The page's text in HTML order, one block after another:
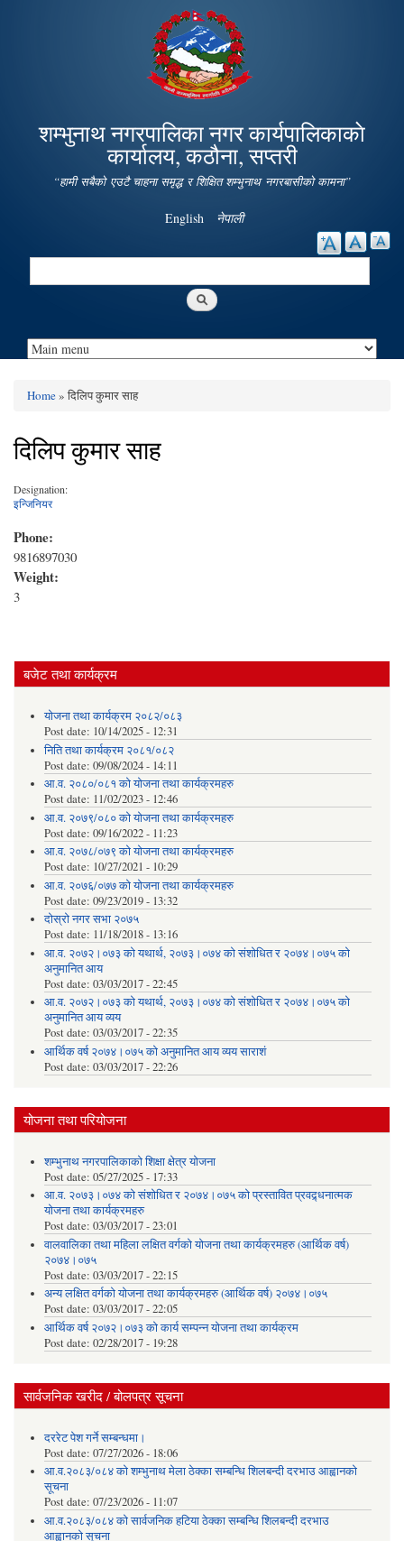
Skip to
main
content
शम्भुनाथ नगरपालिका नगर कार्यपालिकाकाे
कार्यालय, कठौना, सप्तरी
“हामी सबैको एउटै चाहना समृद्ध र शिक्षित शम्भुनाथ नगरबासीको कामना”
English नेपाली
Search
You are here
Home» दिलिप कुमार साह
दिलिप कुमार साह
Designation:
इन्जिनियर
Phone:
9816897030
Weight:
3
बजेट तथा कार्यक्रम
योजना तथा कार्यक्रम २०८२/०८३
Post date: 10/14/2025 - 12:31
निति तथा कार्यक्रम २०८१/०८२
Post date: 09/08/2024 - 14:11
आ.व. २०८०/०८१ को योजना तथा कार्यक्रमहरु
Post date: 11/02/2023 - 12:46
आ.व. २०७९/०८० को योजना तथा कार्यक्रमहरु
Post date: 09/16/2022 - 11:23
आ.व. २०७८/०७९ को योजना तथा कार्यक्रमहरु
Post date: 10/27/2021 - 10:29
आ.व. २०७६/०७७ को योजना तथा कार्यक्रमहरु
Post date: 09/23/2019 - 13:32
दोस्रो नगर सभा २०७५
Post date: 11/18/2018 - 13:16
आ.व. २०७२।०७३ को यथार्थ, २०७३।०७४ को संशोधित र २०७४।०७५ को
अनुमानित आय
Post date: 03/03/2017 - 22:45
आ.व. २०७२।०७३ को यथार्थ, २०७३।०७४ को संशोधित र २०७४।०७५ को
अनुमानित आय व्यय
Post date: 03/03/2017 - 22:35
आर्थिक वर्ष २०७४।०७५ को अनुमानित आय व्यय साराशं
Post date: 03/03/2017 - 22:26
योजना तथा परियोजना
शम्भुनाथ नगरपालिकाको शिक्षा क्षेत्र योजना
Post date: 05/27/2025 - 17:33
आ.व. २०७३।०७४ को संशोधित र २०७४।०७५ को प्रस्तावित प्रवद्र्धनात्मक
योजना तथा कार्यक्रमहरु
Post date: 03/03/2017 - 23:01
वालवालिका तथा महिला लक्षित वर्गको योजना तथा कार्यक्रमहरु (आर्थिक वर्ष)
२०७४।०७५
Post date: 03/03/2017 - 22:15
अन्य लक्षित वर्गको योजना तथा कार्यक्रमहरु (आर्थिक वर्ष) २०७४।०७५
Post date: 03/03/2017 - 22:05
आर्थिक वर्ष २०७२।०७३ को कार्य सम्पन्न योजना तथा कार्यक्रम
Post date: 02/28/2017 - 19:28
सार्वजनिक खरीद / बोलपत्र सूचना
दररेट पेश गर्ने सम्बन्धमा।
Post date: 07/27/2026 - 18:06
आ.व.२०८३/०८४ को शम्भुनाथ मेला ठेक्का सम्बन्धि शिलबन्दी दरभाउ आह्वानको
सूचना
Post date: 07/23/2026 - 11:07
आ.व.२०८३/०८४ को सार्वजनिक हटिया ठेक्का सम्बन्धि शिलबन्दी दरभाउ
आह्वानको सूचना